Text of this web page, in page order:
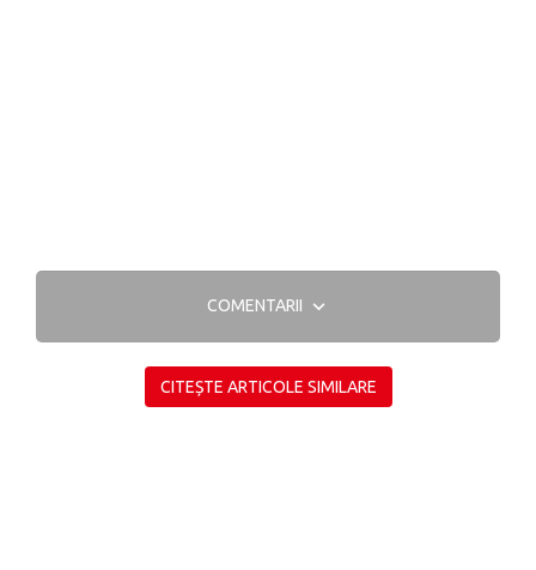
COMENTARII
CITEȘTE ARTICOLE SIMILARE